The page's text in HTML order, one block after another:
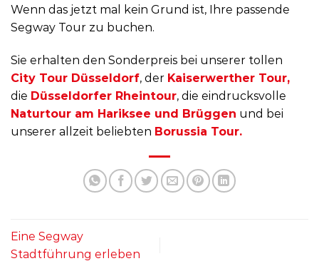
Wenn das jetzt mal kein Grund ist, Ihre passende
Segway Tour zu buchen.
Sie erhalten den Sonderpreis bei unserer tollen
City Tour Düsseldorf, der Kaiserwerther Tour,
die Düsseldorfer Rheintour, die eindrucksvolle
Naturtour am Hariksee und Brüggen und bei
unserer allzeit beliebten Borussia Tour.
Eine Segway
Stadtführung erleben